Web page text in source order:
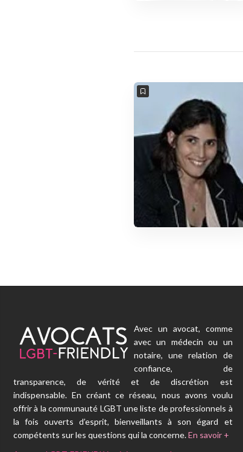
Avec un avocat, comme
avec un médecin ou un
notaire, une relation de
confiance, de
transparence, de vérité et de discrétion est
indispensable. En créant ce réseau, nous avons voulu
offrir à la communauté LGBT une liste de professionnels à
la fois ouverts d’esprit, bienveillants à son égard et
compétents sur les questions qui la concerne.En savoir +